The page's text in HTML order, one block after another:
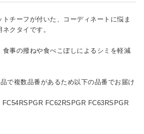
チーフが付いた、コーディネートに悩ま
クタイです。
事の撥ねや食べこぼしによるシミを軽減
で複数品番があるため以下の品番でお届け
FC62RSPGR FC63RSPGR